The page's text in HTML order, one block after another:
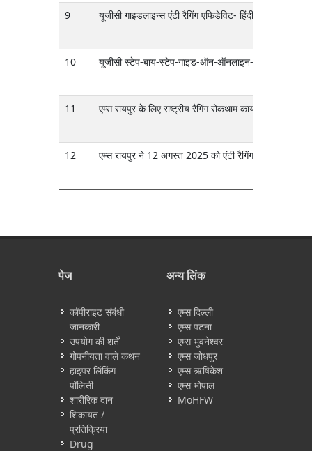
9 यूजीसी गाइडलाइन्स एंटी रैगिंग एफिडेविट- हिंदी
10 यूजीसी स्टेप-बाय-स्टेप-गाइड-ऑन-ऑनलाइन-एंटी-रैगिंग-
11 एम्स रायपुर के लिए राष्ट्रीय रैगिंग रोकथाम कार्यक्रम के
12 एम्स रायपुर ने 12 अगस्त 2025 को एंटी रैगिंग दिवस और 12
पेज
कॉपीराइट संबंधी
जानकारी
उपयोग की शर्तें
गोपनीयता वाले कथन
हाइपर लिंकिंग
पॉलिसी
शारीरिक दान
शिकायत /
प्रतिक्रिया
Drug
अन्य लिंक
एम्स दिल्ली
एम्स पटना
एम्स भुवनेश्वर
एम्स जोधपुर
एम्स ऋषिकेश
एम्स भोपाल
MoHFW